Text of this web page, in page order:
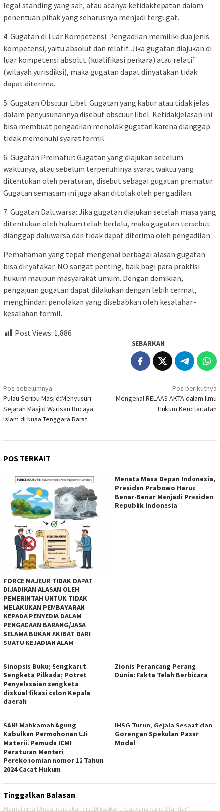
legal standing yang sah, atau adanya ketidaktepatan dalam
penentuan pihak yang seharusnya menjadi tergugat.
4. Gugatan di Luar Kompetensi: Pengadilan memiliki dua jenis
kompetensi, yaitu absolut dan relatif. Jika gugatan diajukan di
luar kompetensi absolut (kualifikasi perkara) atau relatif
(wilayah yurisdiksi), maka gugatan dapat dinyatakan tidak
dapat diterima.
5. Gugatan Obscuur Libel: Gugatan yang kabur atau tidak jelas
dalam penyusunannya disebut obscuur libel. Ketidakjelasan ini
bisa membuat pengadilan menolak gugatan karena dianggap
tidak memenuhi syarat formil.
6. Gugatan Prematur: Gugatan yang diajukan sebelum
waktunya, atau sebelum terpenuhinya syarat waktu yang
ditentukan oleh peraturan, disebut sebagai gugatan prematur.
Gugatan semacam ini juga akan ditolak oleh pengadilan.
7. Gugatan Daluwarsa: Jika gugatan diajukan setelah masa yang
ditentukan oleh hukum telah berlalu, maka gugatan tersebut
dianggap daluwarsa dan tidak dapat diterima oleh pengadilan.
Pemahaman yang tepat mengenai berbagai alasan gugatan
bisa dinyatakan NO sangat penting, baik bagi para praktisi
hukum maupun masyarakat umum. Dengan demikian,
pengajuan gugatan dapat dilakukan dengan lebih cermat,
menghindari penolakan yang disebabkan oleh kesalahan-
kesalahan formil.
Post Views: 1,886
SEBARKAN
Navigasi
pos
Pos sebelumnya
Pulau Seribu Masjid:Menyusuri
Sejarah Masjid Warisan Budaya
Islam di Nusa Tenggara Barat
Pos berikutnya
Mengenal RELAAS AKTA dalam Ilmu
Hukum Kenotariatan
POS TERKAIT
FORCE MAJEUR TIDAK DAPAT
DIJADIKAN ALASAN OLEH
PEMERINTAH UNTUK TIDAK
MELAKUKAN PEMBAYARAN
KEPADA PENYEDIA DALAM
PENGADAAN BARANG/JASA
SELAMA BUKAN AKIBAT DARI
SUATU KEJADIAN ALAM
Menata Masa Depan Indonesia,
Presiden Prabowo Harus
Benar-Benar Menjadi Presiden
Republik Indonesia
Sinopsis Buku; Sengkarut
Sengketa Pilkada; Potret
Penyelesaian sengketa
diskualifikasi calon Kepala
daerah
Zionis Perancang Perang
Dunia: Fakta Telah Berbicara
SAH! Mahkamah Agung
Kabulkan Permohonan UJi
Materiil Pemuda ICMI
Peraturan Menteri
Perekonomian nomor 12 Tahun
2024 Cacat Hukum
IHSG Turun, Gejala Sesaat dan
Gorengan Spekulan Pasar
Modal
Tinggalkan Balasan
Alamat email Anda tidak akan dipublikasikan. Ruas yang wajib ditandai *